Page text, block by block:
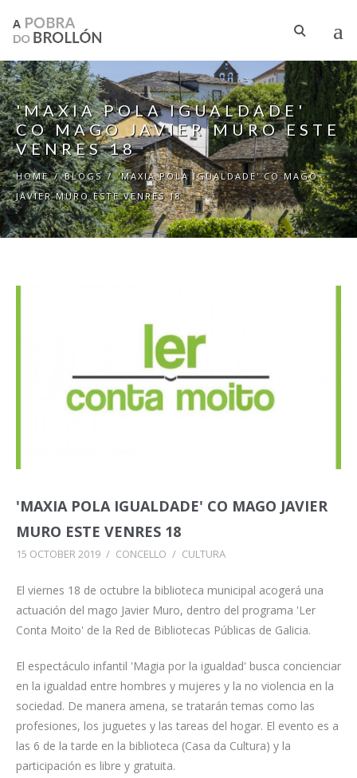
'MAXIA POLA IGUALDADE'
CO MAGO JAVIER MURO ESTE
VENRES 18
HOME / BLOGS / 'MAXIA POLA IGUALDADE' CO MAGO
JAVIER MURO ESTE VENRES 18
'MAXIA POLA IGUALDADE' CO MAGO JAVIER
MURO ESTE VENRES 18
15 OCTOBER 2019 / CONCELLO / CULTURA
El viernes 18 de octubre la biblioteca municipal acogerá una
actuación del mago Javier Muro, dentro del programa 'Ler
Conta Moito' de la Red de Bibliotecas Públicas de Galicia.
El espectáculo infantil 'Magia por la igualdad' busca concienciar
en la igualdad entre hombres y mujeres y la no violencia en la
sociedad. De manera amena, se tratarán temas como las
profesiones, los juguetes y las tareas del hogar. El evento es a
las 6 de la tarde en la biblioteca (Casa da Cultura) y la
participación es libre y gratuita.